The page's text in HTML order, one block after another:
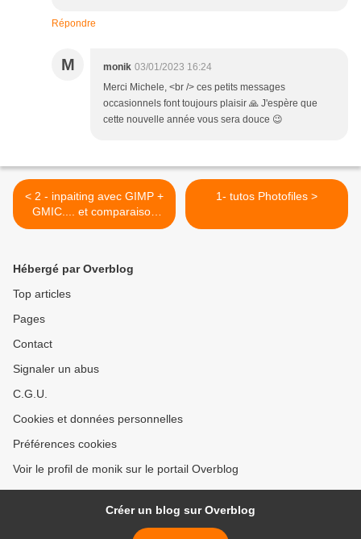
Répondre
M monik 03/01/2023 16:24
Merci Michele, <br /> ces petits messages
occasionnels font toujours plaisir 🙏 J'espère que
cette nouvelle année vous sera douce 😉
< 2 - inpaiting avec GIMP +
GMIC.... et comparaison
avec AFFINITY
1- tutos Photofiles >
Hébergé par Overblog
Top articles
Pages
Contact
Signaler un abus
C.G.U.
Cookies et données personnelles
Préférences cookies
Voir le profil de monik sur le portail Overblog
Créer un blog sur Overblog